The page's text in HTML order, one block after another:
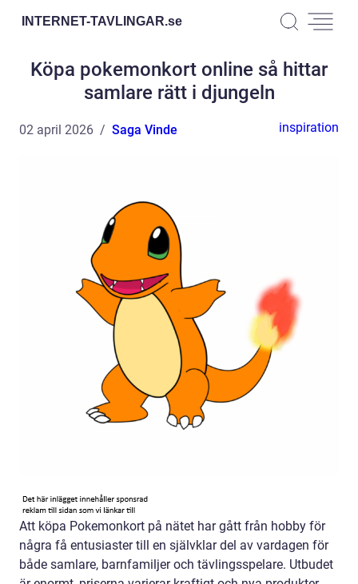
INTERNET-TAVLINGAR.se
Köpa pokemonkort online så hittar
samlare rätt i djungeln
02 april 2026 Saga Vinde inspiration
Att köpa Pokemonkort på nätet har gått från hobby för
några få entusiaster till en självklar del av vardagen för
både samlare, barnfamiljer och tävlingsspelare. Utbudet